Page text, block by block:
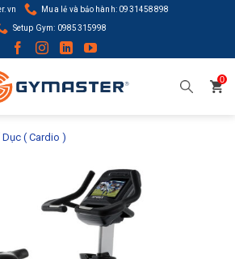
Mua lẻ và bảo hành: 0931458898
Setup Gym: 0985315998
0
( Cardio )